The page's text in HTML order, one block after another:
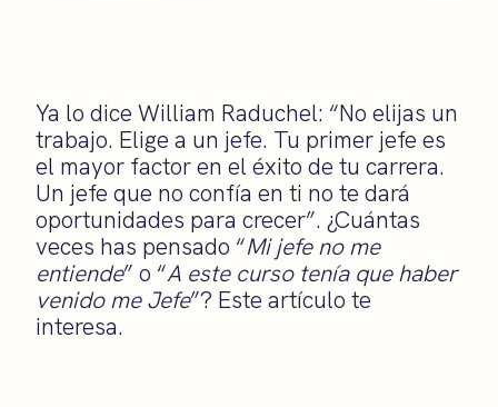
Ya lo dice William Raduchel: “No elijas un
trabajo. Elige a un jefe. Tu primer jefe es
el mayor factor en el éxito de tu carrera.
Un jefe que no confía en ti no te dará
oportunidades para crecer”. ¿Cuántas
veces has pensado “Mi jefe no me
entiende” o “A este curso tenía que haber
venido me Jefe”? Este artículo te
interesa.